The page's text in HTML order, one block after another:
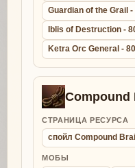
Guardian of the Grail -
Iblis of Destruction -
Ketra Orc General -
Compound
СТРАНИЦА РЕСУРСА
спойл Compound
МОБЫ